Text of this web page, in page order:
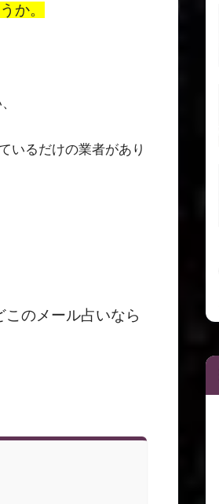
か。
いるだけの業者があり
このメール占いなら